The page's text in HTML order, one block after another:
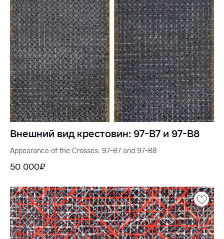
Внешний вид крестовин: 97-B7 и 97-B8
Appearance of the Crosses: 97-B7 and 97-B8
50 000₽